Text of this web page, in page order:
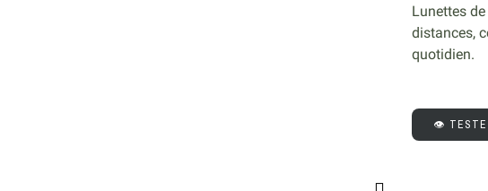
Lunettes
distances,
quotidien.
👁️